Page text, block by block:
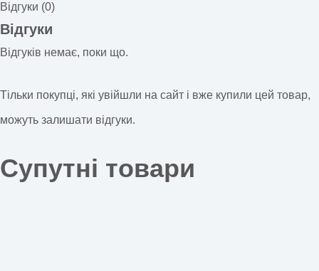
Відгуки (0)
Відгуки
Відгуків немає, поки що.
Тільки покупці, які увійшли на сайт і вже купили цей товар,
можуть залишати відгуки.
Супутні товари